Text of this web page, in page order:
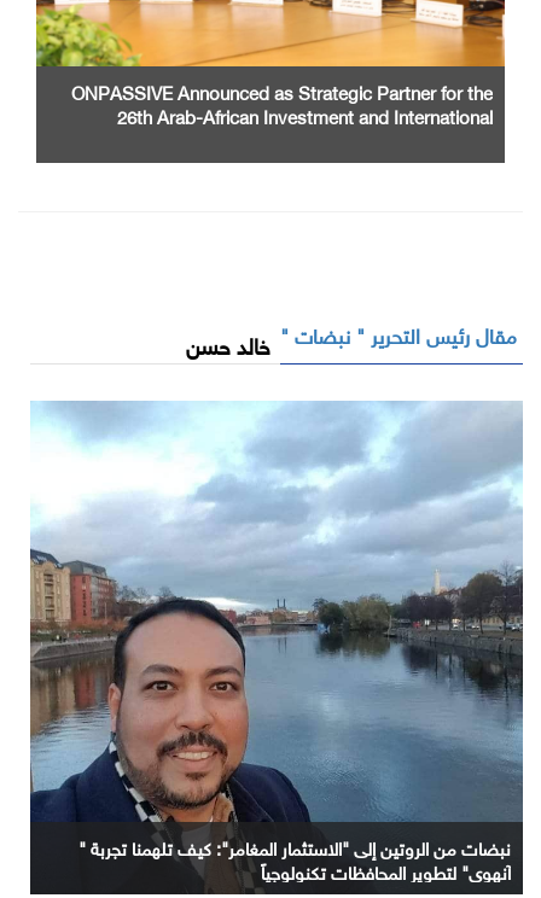
ONPASSIVE Announced as Strategic Partner for the
26th Arab-African Investment and International
مقال رئيس التحرير " نبضات " خالد حسن
نبضات من الروتين إلى "الاستثمار المغامر": كيف تلهمنا تجربة "
آنهوي" لتطوير المحافظات تكنولوجياً